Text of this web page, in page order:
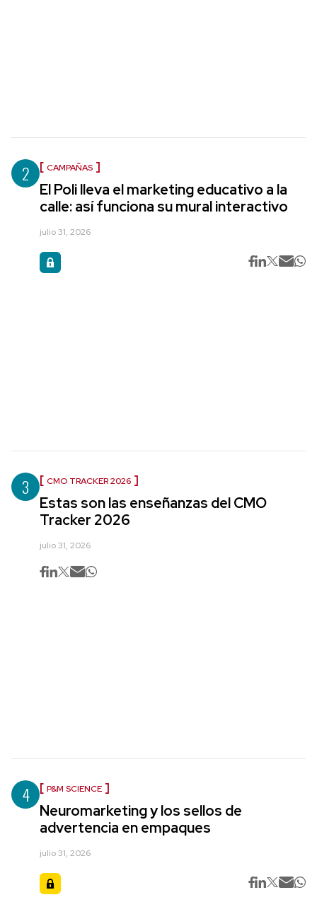
2 CAMPAÑAS
El Poli lleva el marketing educativo a la
calle: así funciona su mural interactivo
julio 31, 2026
3 CMO TRACKER 2026
Estas son las enseñanzas del CMO
Tracker 2026
julio 31, 2026
4 P&M SCIENCE
Neuromarketing y los sellos de
advertencia en empaques
julio 31, 2026